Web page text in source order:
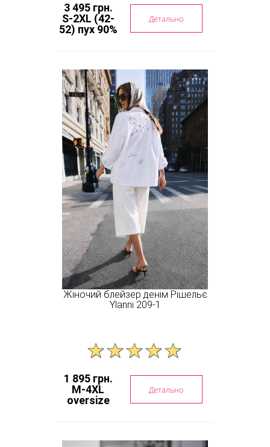
3 495 грн.
S-2XL (42-
52) пух 90%
Детально
Жіночий блейзер денім Рішельє
Ylanni 209-1
1 895 грн.
M-4XL
oversize
Детально